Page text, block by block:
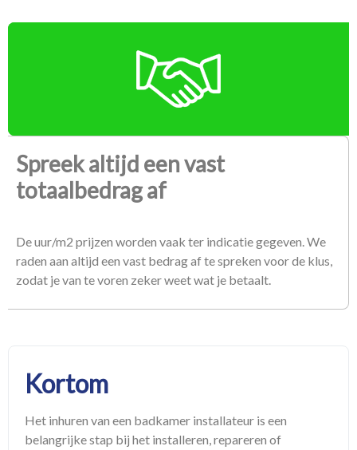
Spreek altijd een vast
totaalbedrag af
De uur/m2 prijzen worden vaak ter indicatie gegeven. We
raden aan altijd een vast bedrag af te spreken voor de klus,
zodat je van te voren zeker weet wat je betaalt.
Kortom
Het inhuren van een badkamer installateur is een
belangrijke stap bij het installeren, repareren of